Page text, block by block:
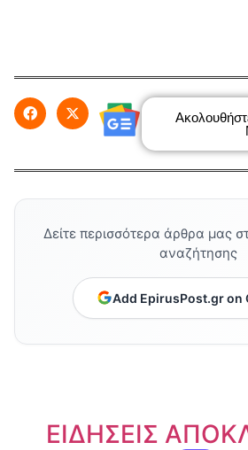
Δείτε περισσότερα άρθρα μας
αναζήτησης
Add EpirusPost.gr on
ΕΙΔΗΣΕΙΣ